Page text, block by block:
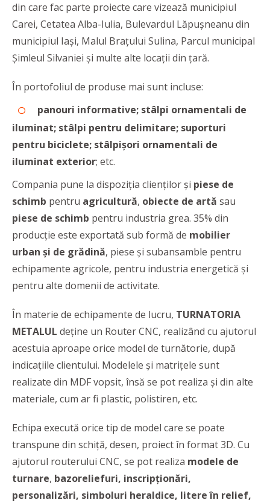
din care fac parte proiecte care vizează municipiul
Carei, Cetatea Alba-Iulia, Bulevardul Lăpușneanu din
municipiul Iași, Malul Brațului Sulina, Parcul municipal
Șimleul Silvaniei și multe alte locații din țară.
În portofoliul de produse mai sunt incluse:
panouri informative; stâlpi ornamentali de
iluminat; stâlpi pentru delimitare; suporturi
pentru biciclete; stâlpișori ornamentali de
iluminat exterior; etc.
Compania pune la dispoziția clienților și piese de
schimb pentru agricultură, obiecte de artă sau
piese de schimb pentru industria grea. 35% din
producție este exportată sub formă de mobilier
urban și de grădină, piese și subansamble pentru
echipamente agricole, pentru industria energetică și
pentru alte domenii de activitate.
În materie de echipamente de lucru, TURNATORIA
METALUL deține un Router CNC, realizând cu ajutorul
acestuia aproape orice model de turnătorie, după
indicațiile clientului. Modelele și matrițele sunt
realizate din MDF vopsit, însă se pot realiza și din alte
materiale, cum ar fi plastic, polistiren, etc.
Echipa execută orice tip de model care se poate
transpune din schiță, desen, proiect în format 3D. Cu
ajutorul routerului CNC, se pot realiza modele de
turnare, bazoreliefuri, inscripționări,
personalizări, simboluri heraldice, litere în relief,